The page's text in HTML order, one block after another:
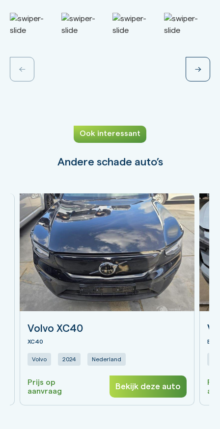
Ook interessant
Andere schade auto’s
Volvo XC40
XC40
Volvo 2024 Nederland
Prijs op
aanvraag
Bekijk deze auto